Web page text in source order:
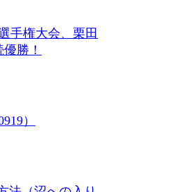
手権大会、栗田
勝！
）